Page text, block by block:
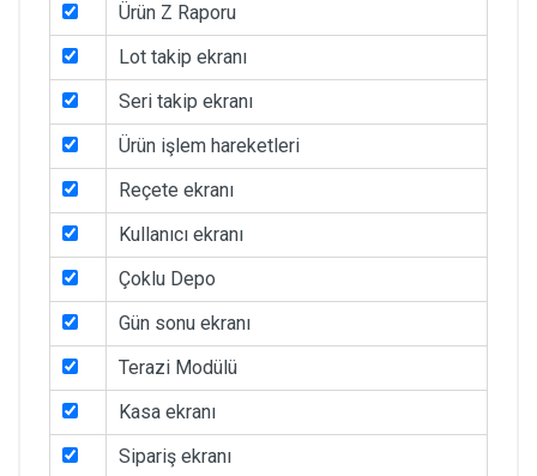
Ürün Z Raporu
Lot takip ekranı
Seri takip ekranı
Ürün işlem hareketleri
Reçete ekranı
Kullanıcı ekranı
Çoklu Depo
Gün sonu ekranı
Terazi Modülü
Kasa ekranı
Sipariş ekranı